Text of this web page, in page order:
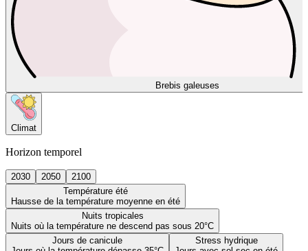
Brebis galeuses
Climat
Horizon temporel
2030 2050
2100
Température été
Hausse de la température moyenne en été
Nuits tropicales
Nuits où la température ne descend pas sous 20°C
Jours de canicule
Stress hydrique